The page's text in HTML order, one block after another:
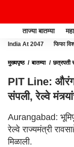
ताज्या बातम्या
India At 2047 फिफा
मुख्यपृष्ठ बातम्या छत्रपती
PIT Line:
संपली, रेल्वे
Aurangabad:
रेल्वे राज्यमंत्री
मिळाली.